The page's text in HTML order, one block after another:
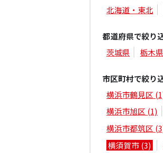
北海道・東北
都道府県で絞り
茨城県
栃木県
市区町村で絞り
横浜市鶴見区
横浜市旭区 (1)
横浜市都筑区
横須賀市 (3)